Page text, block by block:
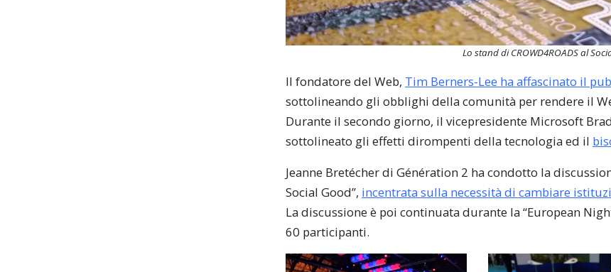
Lo stand di CROWD4ROADS al
Il fondatore del Web, Tim Berners-Lee ha affascinato il
sottolineando gli obblighi della comunità per rendere il
Durante il secondo giorno, il vicepresidente Microsoft
sottolineato gli effetti dirompenti della tecnologia ed il
Jeanne Bretécher di Génération 2 ha condotto la
Social Good”, incentrata sulla necessità di cambiare
La discussione è poi continuata durante la “European
60 participanti.